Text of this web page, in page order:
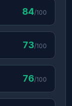
84/100
73/100
76/100